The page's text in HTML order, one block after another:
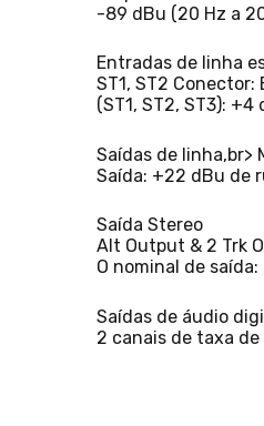
-89 dBu (20 Hz a
Entradas de linha
ST1, ST2
(ST1, ST2, ST3):
Saídas de linha,br>
Saída: +22 dBu de
Saída Stereo
Alt Output & 2 Trk
O nominal de
Saídas de áudio
2 canais de taxa de